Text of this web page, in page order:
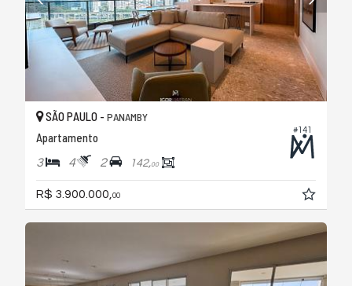
#141
SÃO PAULO - PANAMBY
Apartamento
3 4 2 142,00
R$ 3.900.000,00